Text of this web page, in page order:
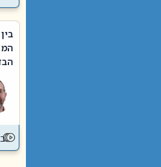
בין